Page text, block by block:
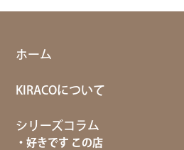
ホーム
KIRACOについて
シリーズコラム
好きです この店